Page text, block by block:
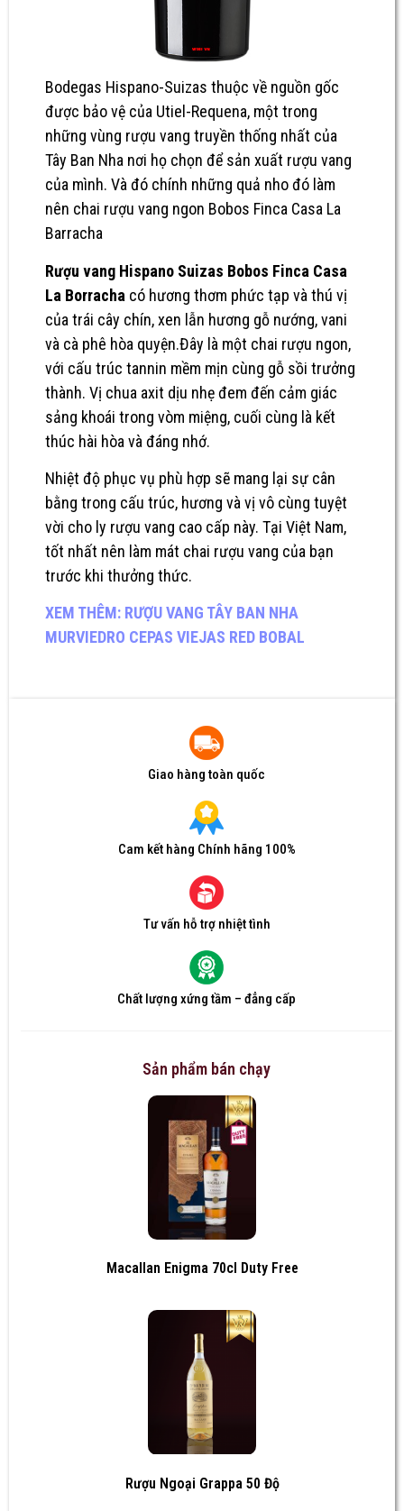
Bodegas Hispano-Suizas thuộc về nguồn gốc
được bảo vệ của Utiel-Requena, một trong
những vùng rượu vang truyền thống nhất của
Tây Ban Nha nơi họ chọn để sản xuất rượu vang
của mình. Và đó chính những quả nho đó làm
nên chai rượu vang ngon Bobos Finca Casa La
Barracha
Rượu vang Hispano Suizas Bobos Finca Casa
La Borracha có hương thơm phức tạp và thú vị
của trái cây chín, xen lẫn hương gỗ nướng, vani
và cà phê hòa quyện.Đây là một chai rượu ngon,
với cấu trúc tannin mềm mịn cùng gỗ sồi trưởng
thành. Vị chua axit dịu nhẹ đem đến cảm giác
sảng khoái trong vòm miệng, cuối cùng là kết
thúc hài hòa và đáng nhớ.
Nhiệt độ phục vụ phù hợp sẽ mang lại sự cân
bằng trong cấu trúc, hương và vị vô cùng tuyệt
vời cho ly rượu vang cao cấp này. Tại Việt Nam,
tốt nhất nên làm mát chai rượu vang của bạn
trước khi thưởng thức.
XEM THÊM: RƯỢU VANG TÂY BAN NHA
MURVIEDRO CEPAS VIEJAS RED BOBAL
Giao hàng toàn quốc
Cam kết hàng Chính hãng 100%
Tư vấn hỗ trợ nhiệt tình
Chất lượng xứng tầm – đẳng cấp
Sản phẩm bán chạy
Macallan Enigma 70cl Duty Free
Rượu Ngoại Grappa 50 Độ